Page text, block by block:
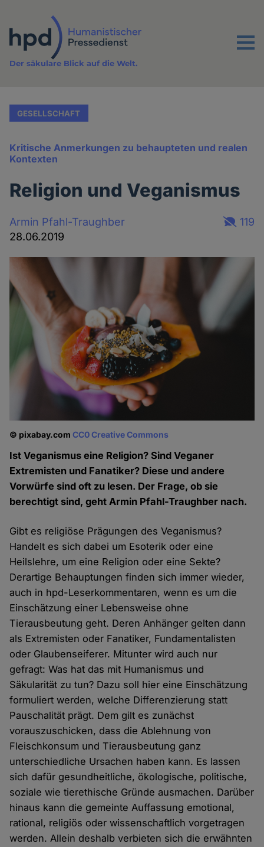
Inhalt
Menu
Der säkulare Blick auf die Welt.
GESELLSCHAFT
Kritische Anmerkungen zu behaupteten und realen
Kontexten
Religion und Veganismus
Armin Pfahl-Traughber
28.06.2019
119
© pixabay.comCC0 Creative Commons
Ist Veganismus eine Religion? Sind Veganer
Extremisten und Fanatiker? Diese und andere
Vorwürfe sind oft zu lesen. Der Frage, ob sie
berechtigt sind, geht Armin Pfahl-Traughber nach.
Gibt es religiöse Prägungen des Veganismus?
Handelt es sich dabei um Esoterik oder eine
Heilslehre, um eine Religion oder eine Sekte?
Derartige Behauptungen finden sich immer wieder,
auch in hpd-Leserkommentaren, wenn es um die
Einschätzung einer Lebensweise ohne
Tierausbeutung geht. Deren Anhänger gelten dann
als Extremisten oder Fanatiker, Fundamentalisten
oder Glaubenseiferer. Mitunter wird auch nur
gefragt: Was hat das mit Humanismus und
Säkularität zu tun? Dazu soll hier eine Einschätzung
formuliert werden, welche Differenzierung statt
Pauschalität prägt. Dem gilt es zunächst
vorauszuschicken, dass die Ablehnung von
Fleischkonsum und Tierausbeutung ganz
unterschiedliche Ursachen haben kann. Es lassen
sich dafür gesundheitliche, ökologische, politische,
soziale wie tierethische Gründe ausmachen. Darüber
hinaus kann die gemeinte Auffassung emotional,
rational, religiös oder wissenschaftlich vorgetragen
werden. Allein deshalb verbieten sich die erwähnten